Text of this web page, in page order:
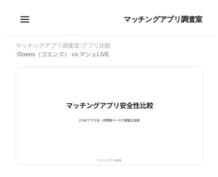
マッチングアプリ調査室
マッチングアプリ調査室/アプリ比較
/Goens（ゴエンズ） vs マシェLIVE